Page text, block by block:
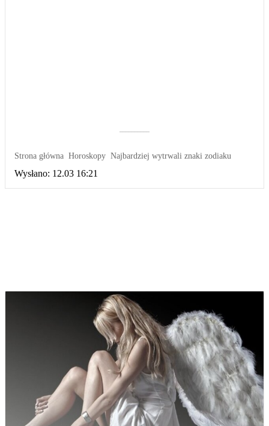
––––––––––
Strona główna Horoskopy Najbardziej wytrwali znaki zodiaku
Wysłano: 12.03 16:21